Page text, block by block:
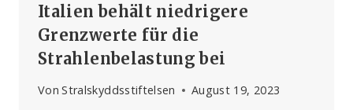
Italien behält niedrigere
Grenzwerte für die
Strahlenbelastung bei
Von Stralskyddsstiftelsen August 19, 2023